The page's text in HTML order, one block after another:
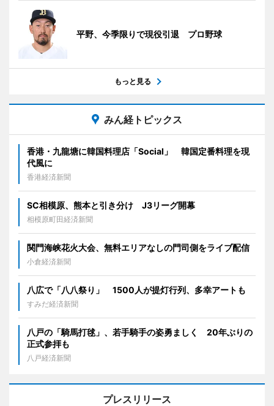
平野、今季限りで現役引退 プロ野球
もっと見る
みん経トピックス
香港・九龍塘に韓国料理店「Social」 韓国定番料理を現
代風に
香港経済新聞
SC相模原、熊本と引き分け J3リーグ開幕
相模原町田経済新聞
関門海峡花火大会、無料エリアなしの門司側をライブ配信
小倉経済新聞
八広で「八八祭り」 1500人が提灯行列、多幸アートも
すみだ経済新聞
八戸の「騎馬打毬」、若手騎手の姿勇ましく 20年ぶりの
正式参拝も
八戸経済新聞
プレスリリース